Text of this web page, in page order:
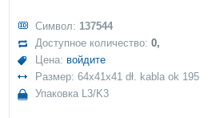
Символ: 137544
Доступное количество:0,
Цена: войдите
Размер: 64x41x41 dł. kabla ok 195
Упаковка L3/K3